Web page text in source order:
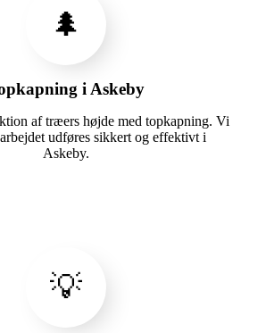
🌲
i Askeby
af træers højde med topkapning. Vi
udføres sikkert og effektivt i
Askeby.
💡